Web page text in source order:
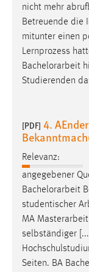
nicht mehr
Betreuende die
mitunter einen
Lernprozess
Bachelorarbeit
Studierenden
[PDF] 4.
Relevanz:
angegebener
Bachelorarbeit
studentischer
MA
selbständiger
Seiten. BA